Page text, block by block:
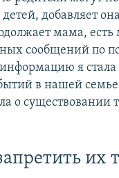
добавляет
мама,
сообщений по
я стала
в нашей
о существовании
их